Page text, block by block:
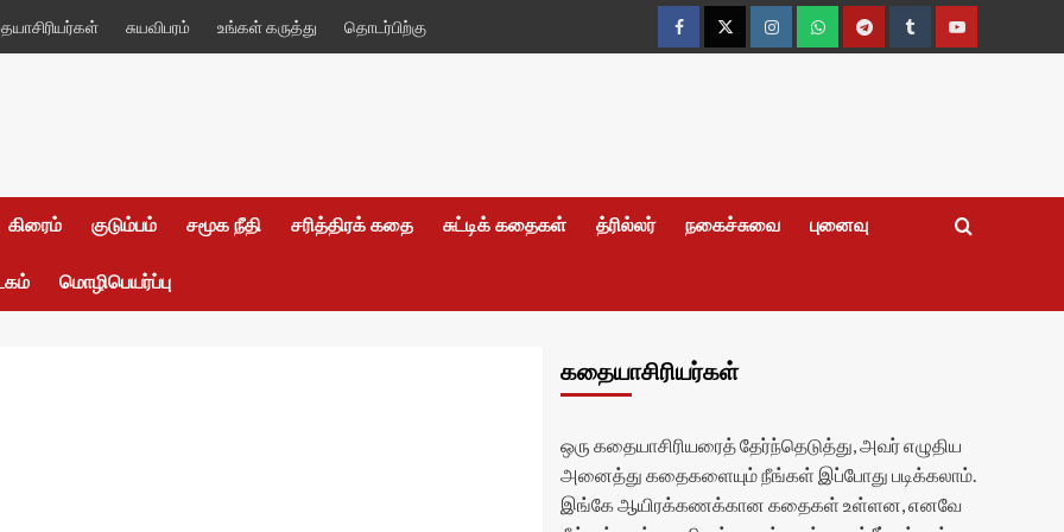
சுயவிபரம் உங்கள் கருத்து தொடர்பிற்கு
FacebookTwitterInstagramWhatsappTelegramTumblrYouTube
கிரைம் குடும்பம் சமூக நீதி சரித்திரக் கதை சுட்டிக் கதைகள் த்ரில்லர் நகைச்சுவை புனைவு
மொழிபெயர்ப்பு
கதையாசிரியர்கள்
ஒரு கதையாசிரியரைத் தேர்ந்தெடுத்து, அவர் எழுதிய
அனைத்து கதைகளையும் நீங்கள் இப்போது படிக்கலாம்.
இங்கே ஆயிரக்கணக்கான கதைகள் உள்ளன, எனவே